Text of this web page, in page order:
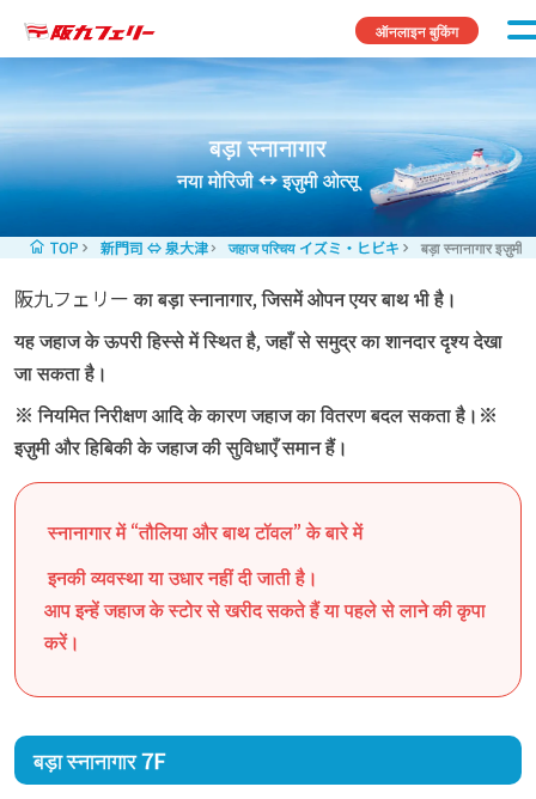
ऑनलाइन बुकिंग
बड़ा स्नानागार
नया मोरिजी ↔ इज़ुमी ओत्सू
TOP 新門司 ⇔ 泉大津 जहाज परिचय イズミ・ヒビキ बड़ा स्नानागार इज़ुमी
阪九フェリー का बड़ा स्नानागार, जिसमें ओपन एयर बाथ भी है।
यह जहाज के ऊपरी हिस्से में स्थित है, जहाँ से समुद्र का शानदार दृश्य देखा
जा सकता है।
※ नियमित निरीक्षण आदि के कारण जहाज का वितरण बदल सकता है।※
इज़ुमी और हिबिकी के जहाज की सुविधाएँ समान हैं।
स्नानागार में “तौलिया और बाथ टॉवल” के बारे में
इनकी व्यवस्था या उधार नहीं दी जाती है।
आप इन्हें जहाज के स्टोर से खरीद सकते हैं या पहले से लाने की कृपा
करें।
बड़ा स्नानागार 7F